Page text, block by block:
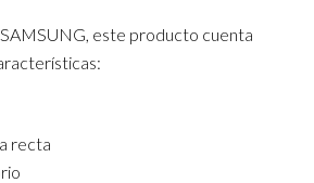
este producto cuenta
recta